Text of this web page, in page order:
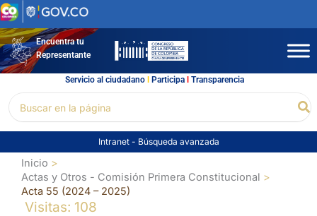
Ir
al
contenidoEncuentra tu
Representante
Servicio al ciudadano l Participal Transparencia
por:
Intranet - Búsqueda avanzada
Inicio
Actas y Otros - Comisión Primera Constitucional
Acta 55 (2024 – 2025)
Visitas: 108